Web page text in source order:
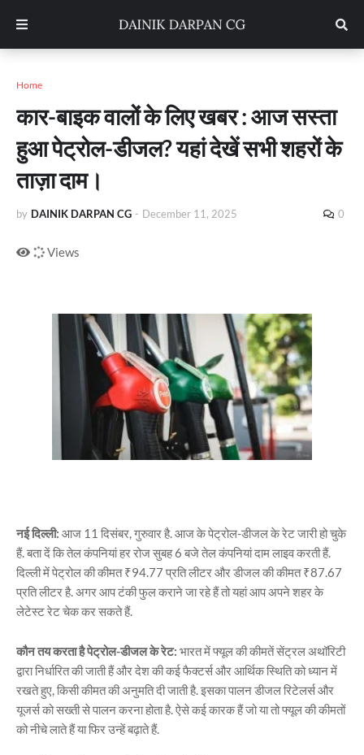
Home
कार-बाइक वालों के लिए खबर : आज सस्ता
हुआ पेट्रोल-डीजल? यहां देखें सभी शहरों के
ताज़ा दाम।
by DAINIK DARPAN CG - December 11, 2025 0
Views
नई दिल्ली: आज 11 दिसंबर, गुरुवार है. आज के पेट्रोल-डीजल के रेट जारी हो चुके
हैं. बता दें कि तेल कंपनियां हर रोज सुबह 6 बजे तेल कंपनियां दाम लाइव करती हैं.
दिल्ली में पेट्रोल की कीमत ₹94.77 प्रति लीटर और डीजल की कीमत ₹87.67
प्रति लीटर है. अगर आप टंकी फुल कराने जा रहे हैं तो यहां आप अपने शहर के
लेटेस्ट रेट चेक कर सकते हैं.
कौन तय करता है पेट्रोल-डीजल के रेट: भारत में फ्यूल की कीमतें सेंट्रल अथॉरिटी
द्वारा निर्धारित की जाती हैं और देश की कई फैक्टर्स और आर्थिक स्थिति को ध्यान में
रखते हुए, किसी कीमत की अनुमति दी जाती है. इसका पालन डीजल रिटेलर्स और
यूजर्स को सख्ती से पालन करना होता है. ऐसे कई कारक हैं जो या तो फ्यूल की कीमतों
को नीचे लाते हैं या फिर उन्हें बढ़ाते हैं.